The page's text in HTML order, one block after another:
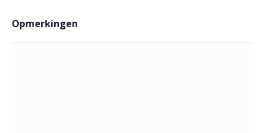
Opmerkingen